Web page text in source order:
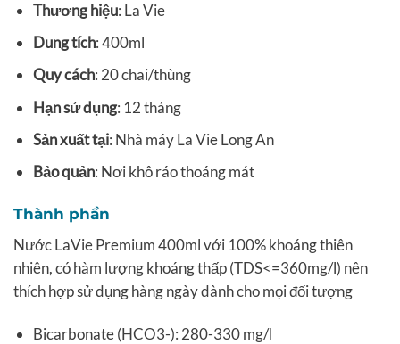
Thương hiệu: La Vie
Dung tích: 400ml
Quy cách: 20 chai/thùng
Hạn sử dụng: 12 tháng
Sản xuất tại: Nhà máy La Vie Long An
Bảo quản: Nơi khô ráo thoáng mát
Thành phần
Nước LaVie Premium 400ml với 100% khoáng thiên
nhiên, có hàm lượng khoáng thấp (TDS<=360mg/l) nên
thích hợp sử dụng hàng ngày dành cho mọi đối tượng
Bicarbonate (HCO3-): 280-330 mg/l